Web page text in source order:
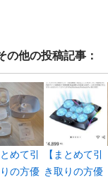
の他の投稿記事：
とめて引
の方優
【まとめて引
き取りの方優